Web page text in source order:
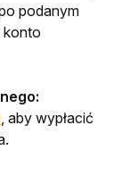
podanym
konto
, aby wypłacić